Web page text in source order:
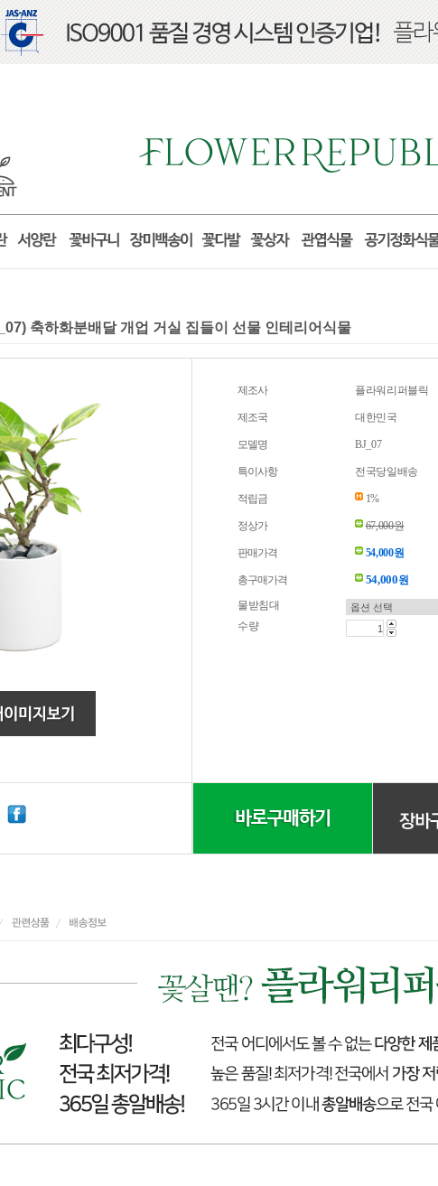
축하화분배달 개업 거실 집들이 선물 인테리어식물
제조사 플라워리퍼블릭
제조국 대한민국
모델명 BJ_07
특이사항 전국당일배송
적립금 1%
정상가 67,000원
판매가격 54,000원
총구매가격 54,000원
물받침대
수량